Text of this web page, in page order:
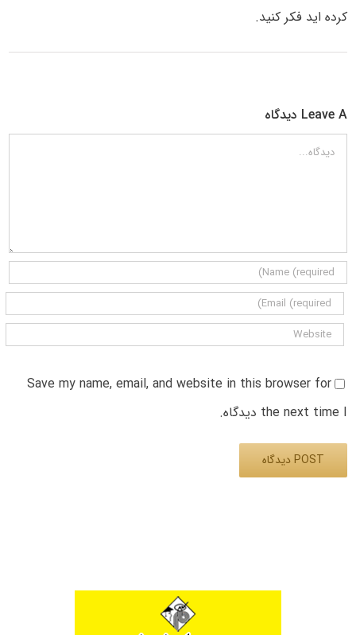
کرده اید فکر کنید.
Leave A دیدگاه
دیدگاه
Save my name, email, and website in this browser for
the next time I دیدگاه.